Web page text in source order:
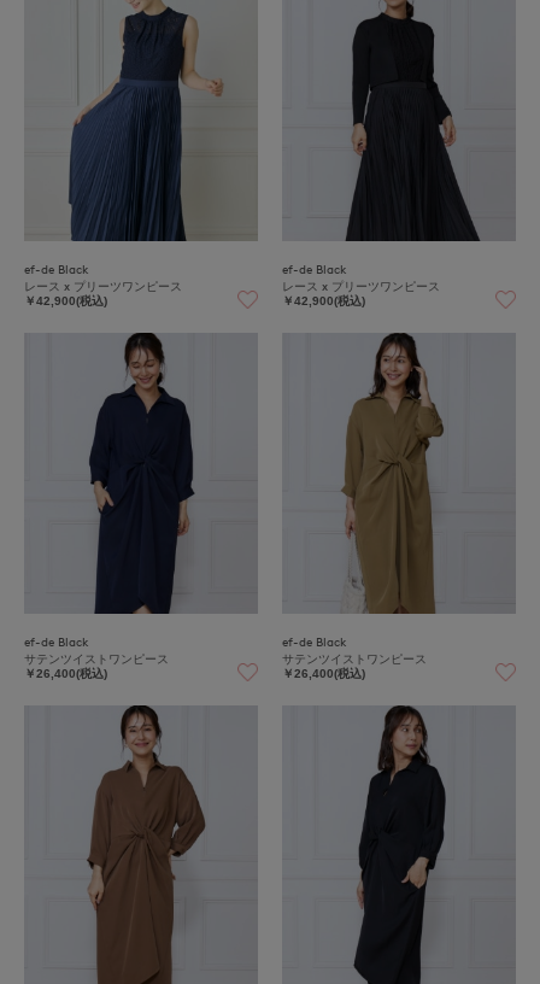
ef-de Black
レース x プリーツワンピース
￥42,900(税込)
ef-de Black
レース x プリーツワンピース
￥42,900(税込)
ef-de Black
サテンツイストワンピース
￥26,400(税込)
ef-de Black
サテンツイストワンピース
￥26,400(税込)